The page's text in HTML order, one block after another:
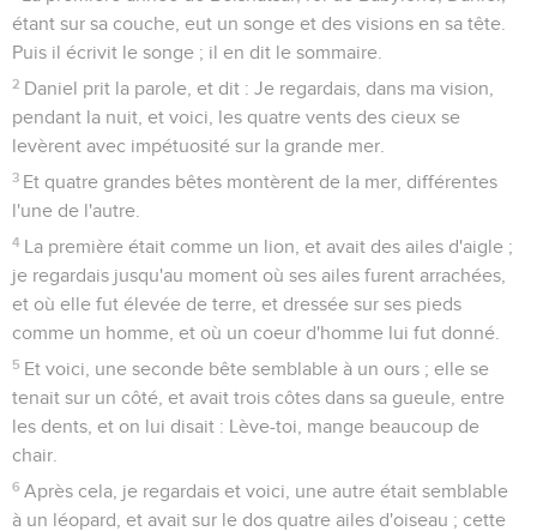
étant sur sa couche, eut un songe et des visions en sa tête.
Puis il écrivit le songe ; il en dit le sommaire.
2 Daniel prit la parole, et dit : Je regardais, dans ma vision,
pendant la nuit, et voici, les quatre vents des cieux se
levèrent avec impétuosité sur la grande mer.
3 Et quatre grandes bêtes montèrent de la mer, différentes
l'une de l'autre.
4 La première était comme un lion, et avait des ailes d'aigle ;
je regardais jusqu'au moment où ses ailes furent arrachées,
et où elle fut élevée de terre, et dressée sur ses pieds
comme un homme, et où un coeur d'homme lui fut donné.
5 Et voici, une seconde bête semblable à un ours ; elle se
tenait sur un côté, et avait trois côtes dans sa gueule, entre
les dents, et on lui disait : Lève-toi, mange beaucoup de
chair.
6 Après cela, je regardais et voici, une autre était semblable
à un léopard, et avait sur le dos quatre ailes d'oiseau ; cette